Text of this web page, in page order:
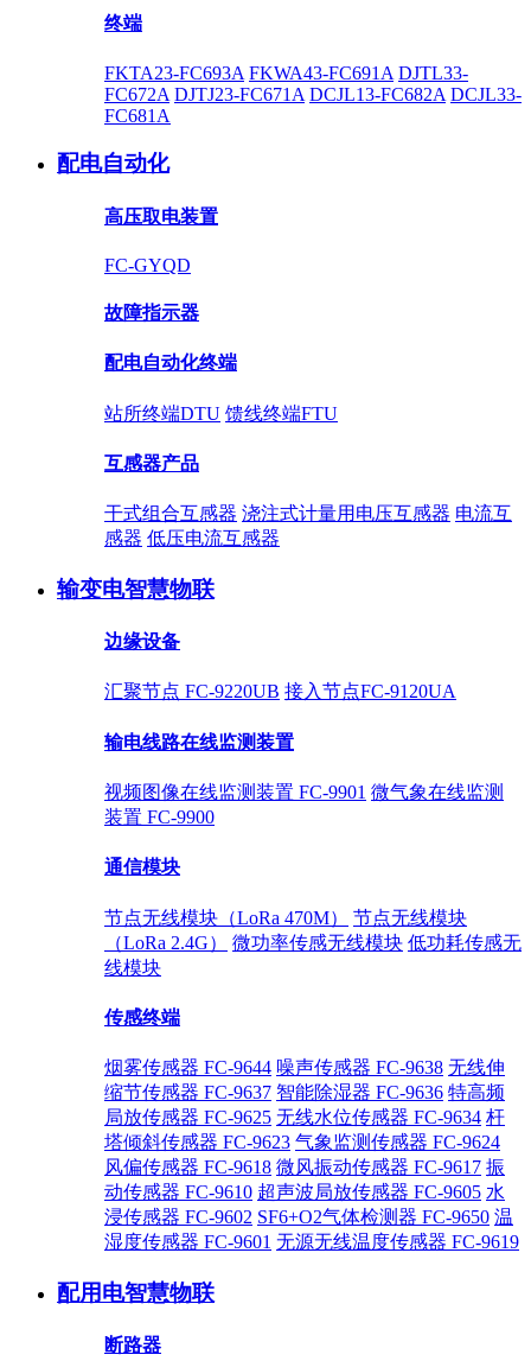
终端
FKTA23-FC693A FKWA43-FC691A DJTL33-
FC672A DJTJ23-FC671A DCJL13-FC682A DCJL33-
FC681A
配电自动化
高压取电装置
FC-GYQD
故障指示器
配电自动化终端
站所终端DTU 馈线终端FTU
互感器产品
干式组合互感器 浇注式计量用电压互感器 电流互
感器 低压电流互感器
输变电智慧物联
边缘设备
汇聚节点 FC-9220UB 接入节点FC-9120UA
输电线路在线监测装置
视频图像在线监测装置 FC-9901 微气象在线监测
装置 FC-9900
通信模块
节点无线模块（LoRa 470M）
节点无线模块
（LoRa 2.4G）
微功率传感无线模块 低功耗传感无
线模块
传感终端
烟雾传感器 FC-9644 噪声传感器 FC-9638 无线伸
缩节传感器 FC-9637 智能除湿器 FC-9636 特高频
局放传感器 FC-9625 无线水位传感器 FC-9634 杆
塔倾斜传感器 FC-9623 气象监测传感器 FC-9624
风偏传感器 FC-9618 微风振动传感器 FC-9617 振
动传感器 FC-9610 超声波局放传感器 FC-9605 水
浸传感器 FC-9602 SF6+O2气体检测器 FC-9650 温
湿度传感器 FC-9601 无源无线温度传感器 FC-9619
配用电智慧物联
断路器